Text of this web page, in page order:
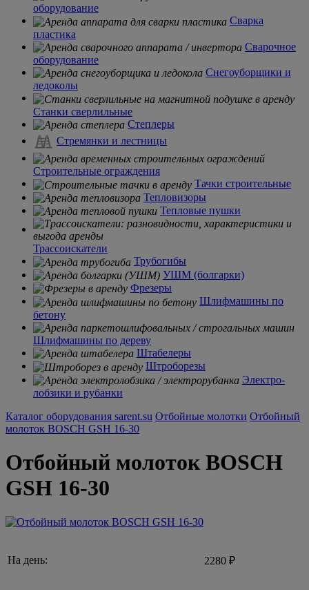
оборудование
Сварка
пластика
Сварочное
оборудование
Снегоуборщики и
ледоколы
Станки сверлильные
Степлеры
Стремянки и лестницы
Строительные ограждения
Тачки строительные
Тепловизоры
Тепловые пушки
Трассоискатели
Трубогибы
УШМ (болгарки)
Фрезеры
Шлифмашины по
бетону
Шлифмашины по дереву
Штабелеры
Штроборезы
Электро-
лобзики и рубанки
Каталог оборудования sarent.su Отбойные молотки Отбойный
молоток BOSCH GSH 16-30
Отбойный молоток BOSCH
GSH 16-30
На день: 2280 ₽